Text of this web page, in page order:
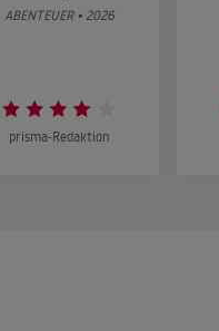
ABENTEUER • 2026
prisma-Redaktion